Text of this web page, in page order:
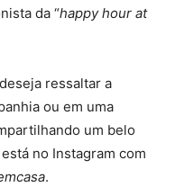
da “happy hour at
ressaltar a
ou em uma
um belo
no Instagram com
.